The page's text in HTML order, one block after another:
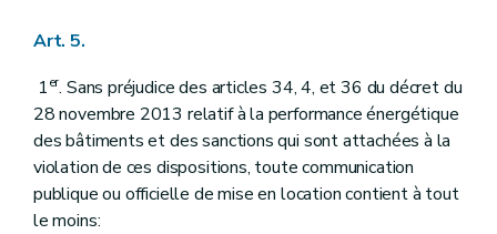
Art. 5.
1er. Sans préjudice des articles 34, 4, et 36 du décret du
28 novembre 2013 relatif à la performance énergétique
des bâtiments et des sanctions qui sont attachées à la
violation de ces dispositions, toute communication
publique ou officielle de mise en location contient à tout
le moins: